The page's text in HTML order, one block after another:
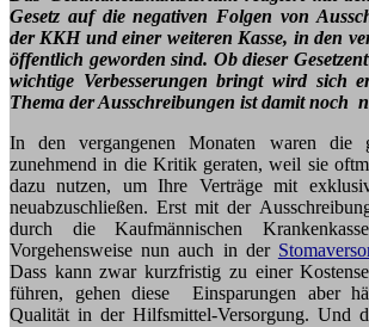
Gesetz auf die negativen Folgen von
der KKH und einer weiteren Kasse, in den
öffentlich geworden sind. Ob dieser
wichtige Verbesserungen bringt wird sich
Thema der Ausschreibungen ist damit noch
In den vergangenen Monaten waren die
zunehmend in die Kritik geraten, weil sie
dazu nutzen, um Ihre Verträge mit
neuabzuschließen. Erst mit der
durch die Kaufmännischen
Vorgehensweise nun auch in der
Dass kann zwar kurzfristig zu einer
führen, gehen diese Einsparungen aber
Qualität in der Hilfsmittel-Versorgung. Und